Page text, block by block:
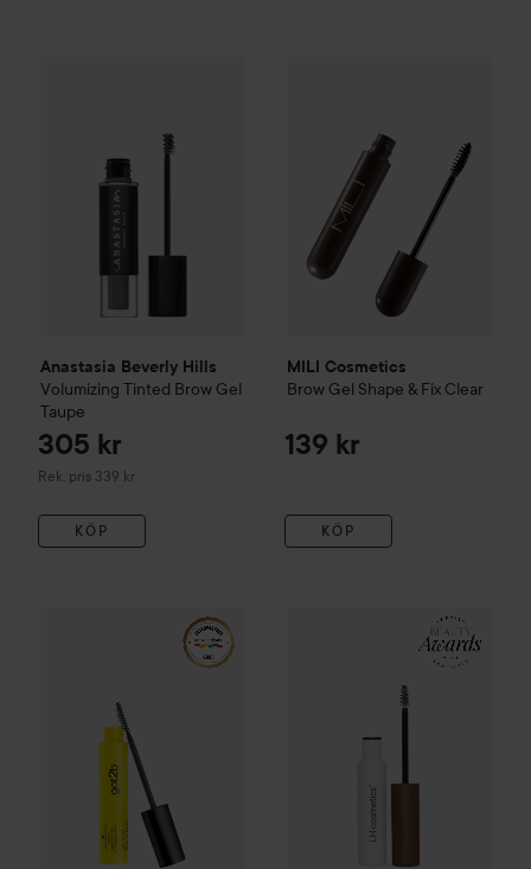
Anastasia Beverly Hills
Volumizing Tinted Brow Gel
Taupe
305 kr
Rek. pris 339 kr
Rekommenderat pris 339 kr
KÖP
MILI Cosmetics
Brow Gel Shape & Fix Clear
139 kr
KÖP
Glued 4 Brows & Edges Ett guld-
Tinted Brow